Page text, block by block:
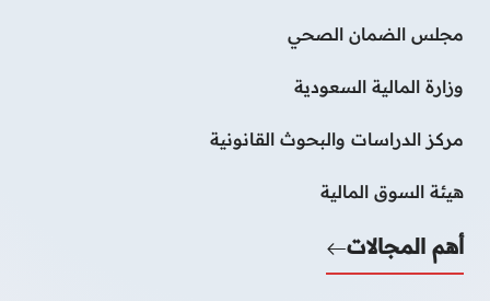
مجلس الضمان الصحي
وزارة المالية السعودية
مركز الدراسات والبحوث القانونية
هيئة السوق المالية
أهم المجالات